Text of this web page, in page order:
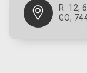
R. 12,
GO,